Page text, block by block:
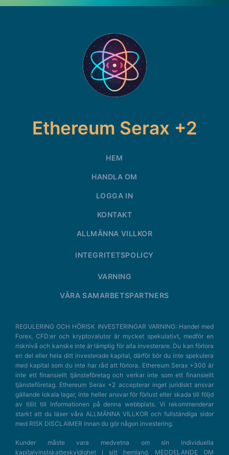
Ethereum Serax +2
HEM
HANDLA OM
LOGGA IN
KONTAKT
ALLMÄNNA VILLKOR
INTEGRITETSPOLICY
VARNING
VÅRA SAMARBETSPARTNERS
REGULERING OCH HÖRISK INVESTERINGAR VARNING: Handel med
Forex, CFD:er och kryptovalutor är mycket spekulativt, medför en
risknivå och kanske inte är lämplig för alla investerare. Du kan förlora
en del eller hela ditt investerade kapital, därför bör du inte spekulera
med kapital som du inte har råd att förlora. Ethereum Serax +300 är
inte ett finansiellt tjänsteföretag och verkar inte som ett finansiellt
tjänsteföretag. Ethereum Serax +2 accepterar inget juridiskt ansvar
gällande lokala lagar, inte heller ansvar för förlust eller skada till följd
av tillit till informationen på denna webbplats. Vi rekommenderar
starkt att du läser våra ALLMÄNNA VILLKOR och fullständiga sidor
med RISK DISCLAIMER innan du gör någon investering.
Kunder måste vara medvetna om sin individuella
kapitalvinstskatteskyldighet i sitt hemland. MEDDELANDE OM